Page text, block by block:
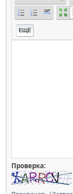
ЕЩЁ
Проверка: